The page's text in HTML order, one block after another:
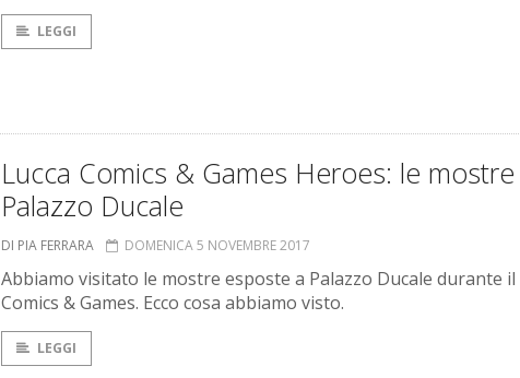
LEGGI
Lucca Comics & Games Heroes: le mostre
Palazzo Ducale
DI PIA FERRARA DOMENICA 5 NOVEMBRE 2017
Abbiamo visitato le mostre esposte a Palazzo Ducale durante il
Comics & Games. Ecco cosa abbiamo visto.
LEGGI